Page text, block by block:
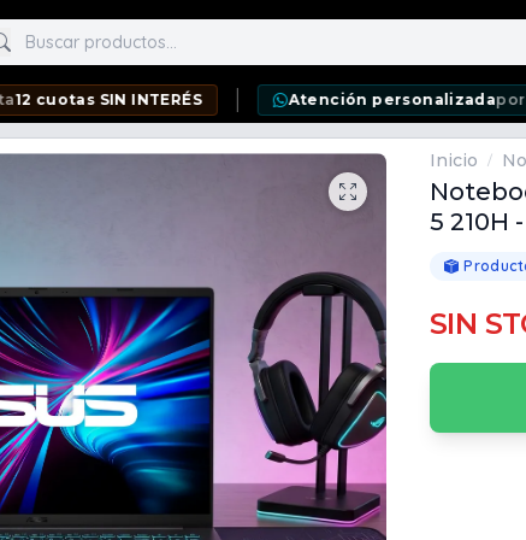
productos
SIN INTERÉS Atención personalizadapor
Inicio /
5 210H
SIN